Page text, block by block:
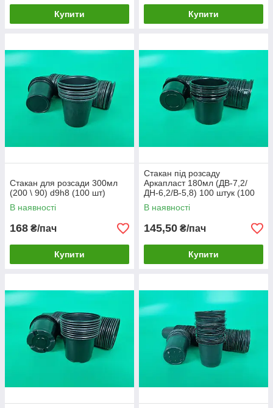
Купити Купити
Стакан для розсади 300мл
(200 \ 90) d9h8 (100 шт)
В наявності
168 ₴/пач
Купити
Стакан пiд розсаду
Аркапласт 180мл (ДВ-7,2/
ДН-6,2/В-5,8) 100 штук (100
шт)
В наявності
145,50 ₴/пач
Купити